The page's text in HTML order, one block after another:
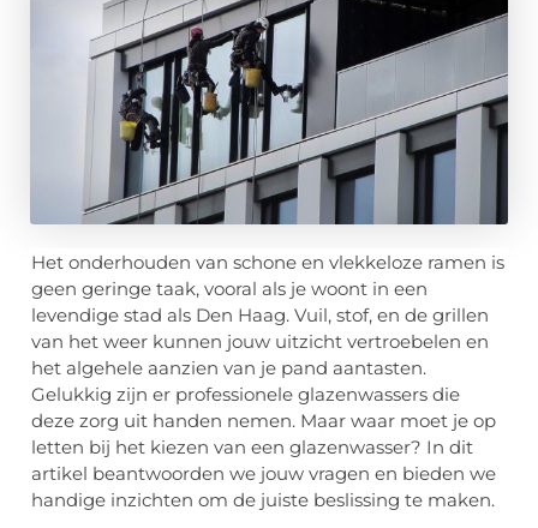
Het onderhouden van schone en vlekkeloze ramen is
geen geringe taak, vooral als je woont in een
levendige stad als Den Haag. Vuil, stof, en de grillen
van het weer kunnen jouw uitzicht vertroebelen en
het algehele aanzien van je pand aantasten.
Gelukkig zijn er professionele glazenwassers die
deze zorg uit handen nemen. Maar waar moet je op
letten bij het kiezen van een glazenwasser? In dit
artikel beantwoorden we jouw vragen en bieden we
handige inzichten om de juiste beslissing te maken.